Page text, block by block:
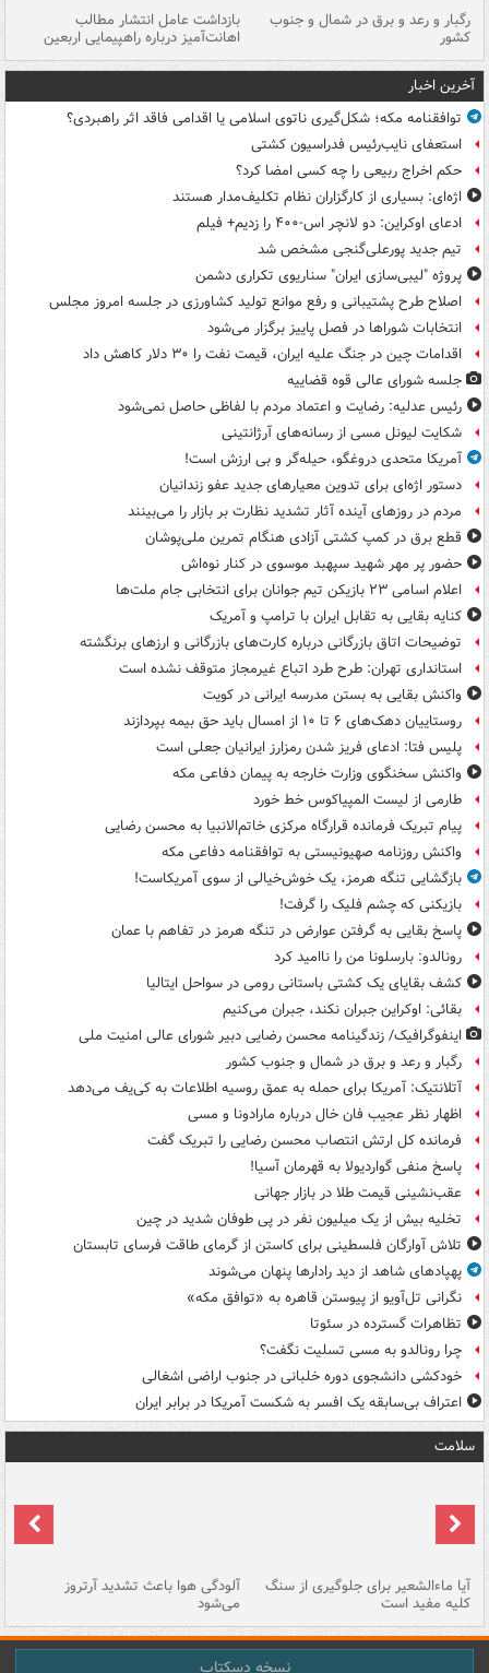
رگبار و رعد و برق در شمال و جنوب
کشور
بازداشت عامل انتشار مطالب
اهانت‌آمیز درباره راهپیمایی اربعین
آخرین اخبار
توافقنامه مکه؛ شکل‌گیری ناتوی اسلامی یا اقدامی فاقد اثر راهبردی؟
استعفای نایب‌رئیس فدراسیون کشتی
حکم اخراج ربیعی را چه کسی امضا کرد؟
اژه‌ای: بسیاری از کارگزاران نظام تکلیف‌مدار هستند
ادعای اوکراین: دو لانچر اس-۴۰۰ را زدیم+ فیلم
تیم جدید پورعلی‌گنجی مشخص شد
پروژه "لیبی‌سازی ایران" سناریوی تکراری دشمن
اصلاح طرح پشتیبانی و رفع موانع تولید کشاورزی در جلسه امروز مجلس
انتخابات شوراها در فصل پاییز برگزار می‌شود
اقدامات چین در جنگ علیه ایران، قیمت نفت را ۳۰ دلار کاهش داد
جلسه شورای عالی قوه قضاییه
رئیس عدلیه: رضایت و اعتماد مردم با لفاظی حاصل نمی‌شود
شکایت لیونل مسی از رسانه‌های آرژانتینی
آمریکا متحدی دروغگو، حیله‌گر و بی ارزش است!
دستور اژه‌ای برای تدوین معیارهای جدید عفو زندانیان
مردم در روزهای آینده آثار تشدید نظارت بر بازار را می‌بینند
قطع برق در کمپ کشتی آزادی هنگام تمرین ملی‌پوشان
حضور پر مهر شهید سپهبد موسوی در کنار نوه‌اش
اعلام اسامی ۲۳ بازیکن تیم جوانان برای انتخابی جام ملت‌ها
کنایه بقایی به تقابل ایران با ترامپ و آمریک
توضیحات اتاق بازرگانی درباره کارت‌های بازرگانی و ارزهای برنگشته
استانداری تهران: طرح طرد اتباع غیرمجاز متوقف نشده است
واکنش بقایی به بستن مدرسه ایرانی در کویت
روستاییان دهک‌های ۶ تا ۱۰ از امسال باید حق بیمه بپردازند
پلیس فتا: ادعای فریز شدن رمزارز ایرانیان جعلی است
واکنش سخنگوی وزارت خارجه به پیمان دفاعی مکه
طارمی از لیست المپیاکوس خط خورد
پیام تبریک فرمانده قرارگاه مرکزی خاتم‌الانبیا به محسن رضایی
واکنش روزنامه صهیونیستی به توافقنامه دفاعی مکه
بازگشایی تنگه هرمز، یک خوش‌خیالی از سوی آمریکاست!
بازیکنی که چشم فلیک را گرفت!
پاسخ بقایی به گرفتن عوارض در تنگه هرمز در تفاهم با عمان
رونالدو: بارسلونا من را ناامید کرد
کشف بقایای یک کشتی باستانی رومی در سواحل ایتالیا
بقائی: اوکراین جبران نکند، جبران می‌کنیم
اینفوگرافیک/ زندگینامه محسن رضایی دبیر شورای عالی امنیت‌ ملی
رگبار و رعد و برق در شمال و جنوب کشور
آتلانتیک: آمریکا برای حمله به عمق روسیه اطلاعات به کی‌یف می‌دهد
اظهار نظر عجیب فان خال درباره مارادونا و مسی
فرمانده کل ارتش انتصاب محسن رضایی را تبریک گفت
پاسخ منفی گواردیولا به قهرمان آسیا!
عقب‌نشینی قیمت طلا در بازار جهانی
تخلیه بیش از یک میلیون نفر در پی طوفان شدید در چین
تلاش آوارگان فلسطینی برای کاستن از گرمای طاقت فرسای تابستان
پهپادهای شاهد از دید رادارها پنهان می‌شوند
نگرانی تل‌آویو از پیوستن قاهره به «توافق مکه»
تظاهرات گسترده در سئوتا
چرا رونالدو به مسی تسلیت نگفت؟
خودکشی دانشجوی دوره خلبانی در جنوب اراضی اشغالی
اعتراف بی‌سابقه یک افسر به شکست آمریکا در برابر ایران
سلامت
آیا ماءالشعیر برای جلوگیری از سنگ
کلیه مفید است
آلودگی هوا باعث تشدید آرتروز
می‌شود
نسخه دسکتاپ